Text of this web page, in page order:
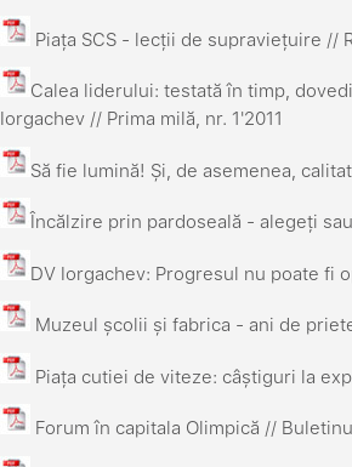
Piața SCS - lecții de supraviețuire //
Calea liderului: testată în timp,
Iorgachev // Prima milă, nr. 1'2011
Să fie lumină! Și, de asemenea,
Încălzire prin pardoseală - alegeți
DV Iorgachev: Progresul nu poate fi
Muzeul școlii și fabrica - ani de
Piața cutiei de viteze: câștiguri la
Forum în capitala Olimpică //